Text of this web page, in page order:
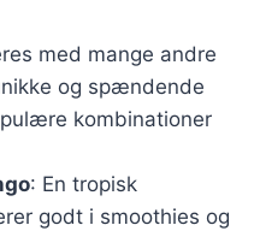
med mange andre
og spændende
kombinationer
: En tropisk
godt i smoothies og